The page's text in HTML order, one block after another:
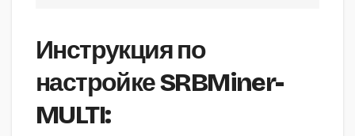
Инструкция по
настройке SRBMiner-
MULTI: